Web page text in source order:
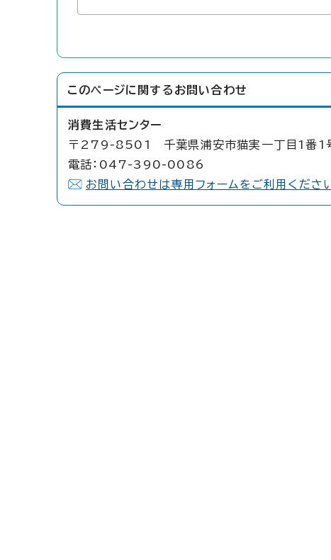
このページに関する お問い合わせ
消費生活センター
〒279-8501 千葉県浦安市猫実一丁目1番1号
電話：047-390-0086
お問い合わせは専用フォームをご利用ください